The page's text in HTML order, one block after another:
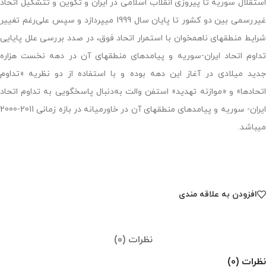
استقلال سوریه تا پیروزی انقلاب اسلامی در ایران و تکوین و تتشکیل اتحاد
غیررسمی بین دو کشور تا پایان سال 1999 می‎پردازد و سپس علی‌رغم تغییر
شرایط منطقه‎ای ناهمخوان با استمرار اتحاد فوق، در صدد بررسی علل پایایی
تداوم اتحاد ایران-سوریه و پیامدهای منطقه‎ای آن در دهه نخست هزاره
جدید میلادی در آغاز این دهه بوده و با استفاده از دو نظریه «تداوم
اتحادها» و «موازنه تهدید» استفن والت به‌دنبال پاسخگویی به تداوم اتحاد
ایران- سوریه و پیامدهای منطقه‎ای آن در خاورمیانه در بازه زمانی 2011-2000
می‎باشد.
افزودن به علاقه مندی
نظرات (0)
نظرات (0)